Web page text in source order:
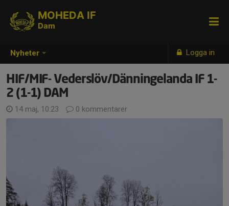
Nyheter Logga in
MOHEDA IF
Dam
HIF/MIF- Vederslöv/Dänningelanda IF 1-
2 (1-1) DAM
14 maj, 10:23 0 kommentarer